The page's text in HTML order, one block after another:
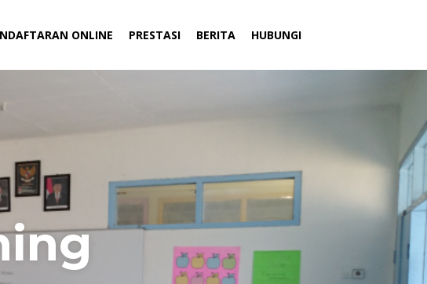
ONLINE PRESTASI BERITA HUBUNGI